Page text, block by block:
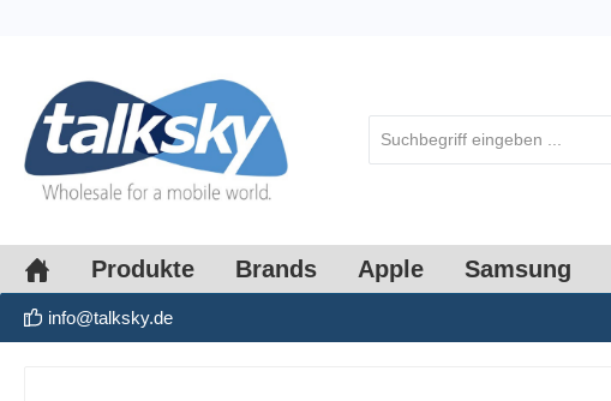
Produkte Brands Apple Samsung
info@talksky.de